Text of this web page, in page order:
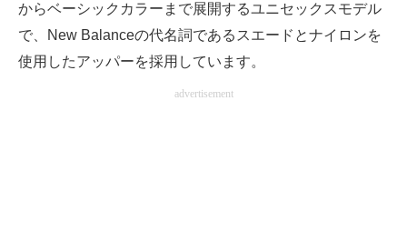
からベーシックカラーまで展開するユニセックスモデル
で、New Balanceの代名詞であるスエードとナイロンを
使用したアッパーを採用しています。
advertisement